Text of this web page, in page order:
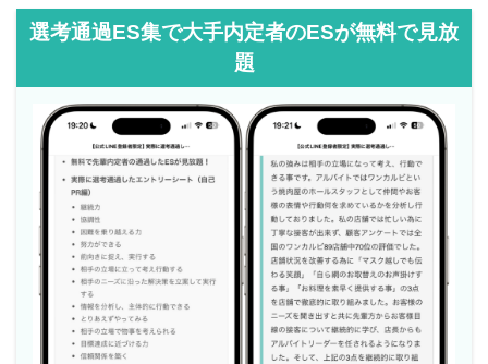
選考通過ES集で大手内定者のESが無料で見放
題